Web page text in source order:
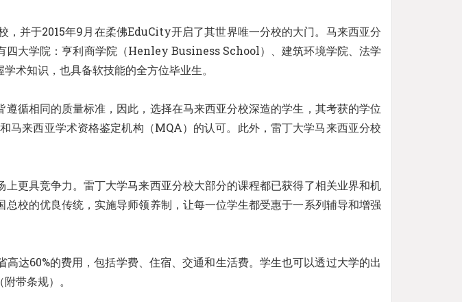
，并于2015年9月在柔佛EduCity开启了其世界唯一分校的大门。马来西亚分
四大学院：亨利商学院（Henley Business School）、建筑环境学院、法学
术知识，也具备软技能的全方位毕业生。
循相同的质量标准，因此，选择在马来西亚分校深造的学生，其考获的学位
来西亚学术资格鉴定机构（MQA）的认可。此外，雷丁大学马来西亚分校
更具竞争力。雷丁大学马来西亚分校大部分的课程都已获得了相关业界和机
校的优良传统，实施导师领养制，让每一位学生都受惠于一系列辅导和增强
达60%的费用，包括学费、住宿、交通和生活费。学生也可以透过大学的出
带条规）。